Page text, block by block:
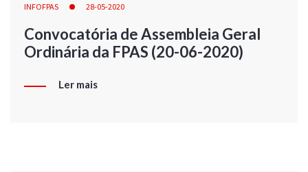
INFOFPAS 28-05-2020
Convocatória de Assembleia Geral
Ordinária da FPAS (20-06-2020)
Ler mais